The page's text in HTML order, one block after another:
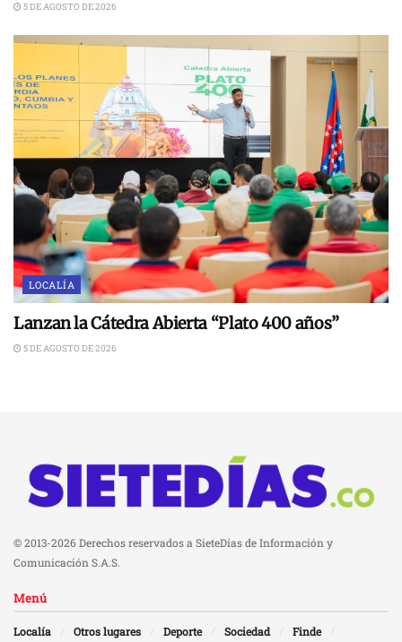
5 DE AGOSTO DE 2026
LOCALÍA
Lanzan la Cátedra Abierta “Plato 400 años”
5 DE AGOSTO DE 2026
© 2013-2026 Derechos reservados a SieteDías de Información y
Comunicación S.A.S.
Menú
Localía Otros lugares Deporte Sociedad Finde